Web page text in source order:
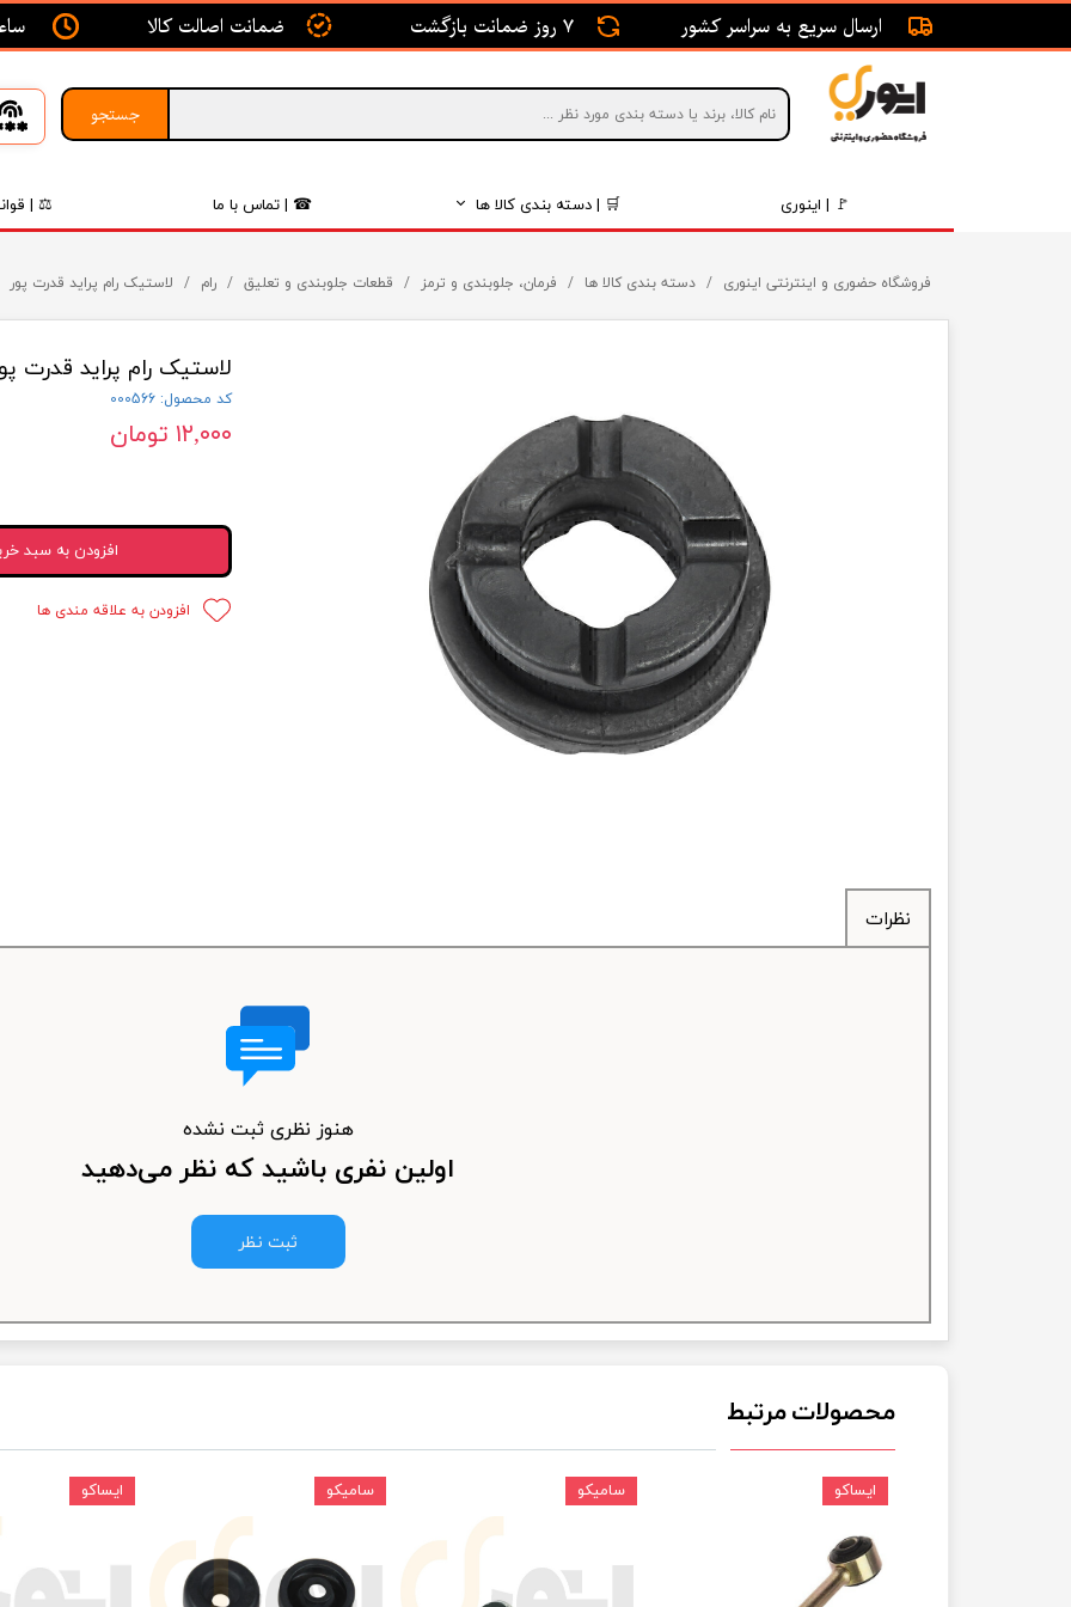
جستجو
🚩 | اینوری 🛒 | دسته بندی کالا ها
موتور و اگزوز
رینگ و لاستیک
روغن و فیلتر
قطعات داخلی
انتقال قدرت
فرمان، جلوبندی و ترمز
لوازم جانبی و اسپرت
بلبرینگ ماشین
☎ | تماس با ما ⚖ |
ارسال سریع به سراسر کشور 7 روز ضمانت بازگشت ضمانت اصالت کالا
فروشگاه حضوری و اینترنتی اینوری دسته بندی کالا ها فرمان، جلوبندی و ترمز قطعات جلوبندی و تعلیق رام لاستیک رام پراید قدرت پور
لاستیک رام پراید قدرت
کد محصول: 000566
۱۲,۰۰۰ تومان
افزودن به سبد
افزودن به علاقه مندی ها
نظرات
هنوز نظری ثبت نشده
اولین نفری باشید که نظر می‌دهید
ثبت نظر
محصولات مرتبط
ایساکو سامیکو سامیکو ایساکو